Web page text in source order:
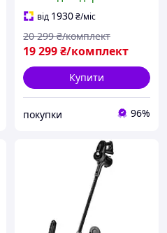
пилосос для сухого та
вологого прибирання 30
хв
від 1930₴/міс
19 299₴/комплект
20 299 ₴/комплект
Купити
покупки 96%